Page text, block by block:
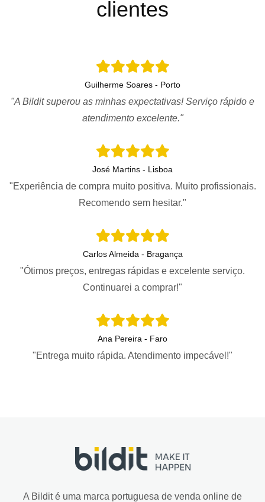
clientes
Guilherme Soares - Porto
"A Bildit superou as minhas expectativas! Serviço rápido e
atendimento excelente."
José Martins - Lisboa
"Experiência de compra muito positiva. Muito profissionais.
Recomendo sem hesitar."
Carlos Almeida - Bragança
"Ótimos preços, entregas rápidas e excelente serviço.
Continuarei a comprar!"
Ana Pereira - Faro
"Entrega muito rápida. Atendimento impecável!"
A Bildit é uma marca portuguesa de venda online de